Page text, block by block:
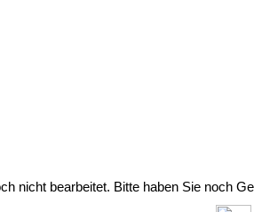
nicht bearbeitet. Bitte haben Sie noch